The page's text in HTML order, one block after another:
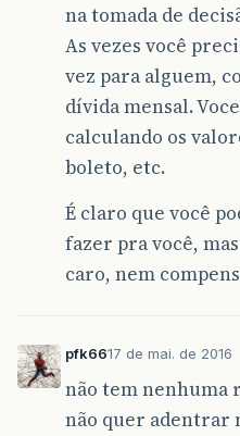
na tomada de
As vezes você
vez para alguem,
dívida mensal.
calculando os
boleto, etc.
É claro que você
fazer pra você,
caro, nem
pfk6617 de mai. de 2016
não tem nenhuma
não quer adentrar